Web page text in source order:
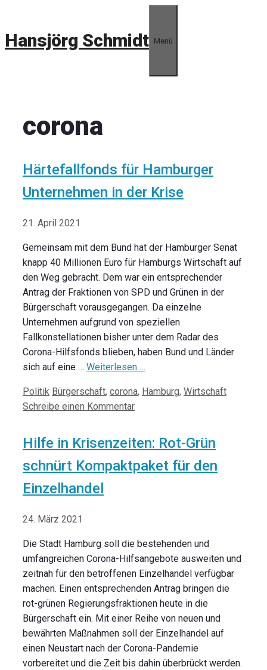
springen
Hansjörg Schmidt Menü
corona
Härtefallfonds für Hamburger
Unternehmen in der Krise
21. April 2021
Gemeinsam mit dem Bund hat der Hamburger Senat
knapp 40 Millionen Euro für Hamburgs Wirtschaft auf
den Weg gebracht. Dem war ein entsprechender
Antrag der Fraktionen von SPD und Grünen in der
Bürgerschaft vorausgegangen. Da einzelne
Unternehmen aufgrund von speziellen
Fallkonstellationen bisher unter dem Radar des
Corona-Hilfsfonds blieben, haben Bund und Länder
sich auf eine … Weiterlesen …
Kategorien
Politik Schlagwörter
Bürgerschaft, corona, Hamburg, Wirtschaft
Schreibe einen Kommentar
Hilfe in Krisenzeiten: Rot-Grün
schnürt Kompaktpaket für den
Einzelhandel
24. März 2021
Die Stadt Hamburg soll die bestehenden und
umfangreichen Corona-Hilfsangebote ausweiten und
zeitnah für den betroffenen Einzelhandel verfügbar
machen. Einen entsprechenden Antrag bringen die
rot-grünen Regierungsfraktionen heute in die
Bürgerschaft ein. Mit einer Reihe von neuen und
bewährten Maßnahmen soll der Einzelhandel auf
einen Neustart nach der Corona-Pandemie
vorbereitet und die Zeit bis dahin überbrückt werden.